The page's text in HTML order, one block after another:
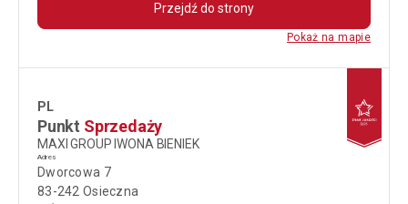
Przejdź do strony
Pokaż na mapie
PL
Punkt Sprzedaży
MAXI GROUP IWONA BIENIEK
Adres
Dworcowa 7
83-242 Osieczna